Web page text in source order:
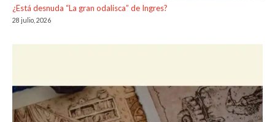
¿Está desnuda “La gran odalisca” de Ingres?
28 julio, 2026